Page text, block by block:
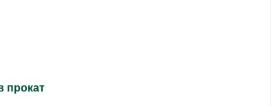
прокат